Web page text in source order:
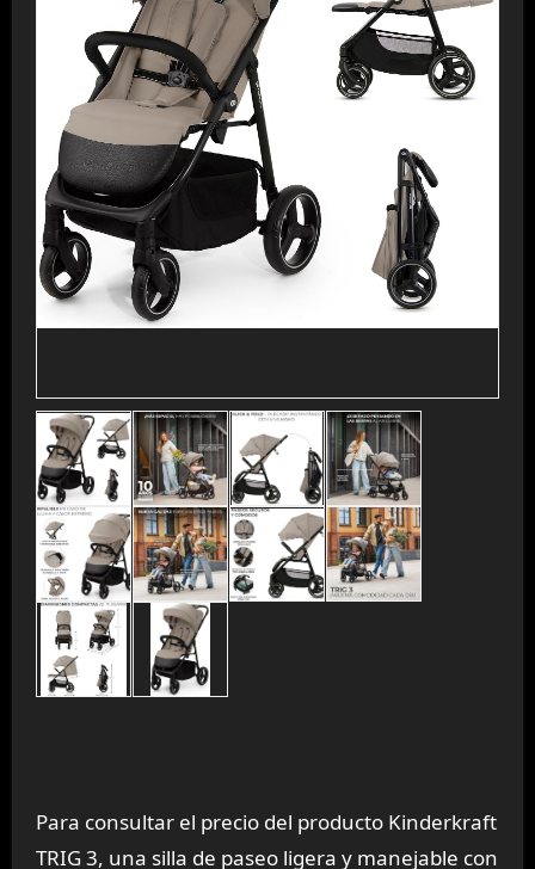
Para consultar el precio del producto Kinderkraft
TRIG 3, una silla de paseo ligera y manejable con